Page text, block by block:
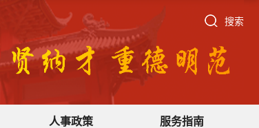
搜索
人事政策 服务指南